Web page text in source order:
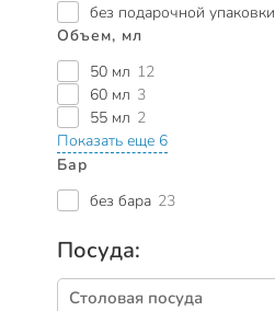
без подарочной упаковки
Объем, мл
50 мл 12
60 мл 3
55 мл 2
Показать еще 6
Бар
без бара 23
Посуда:
Столовая посуда